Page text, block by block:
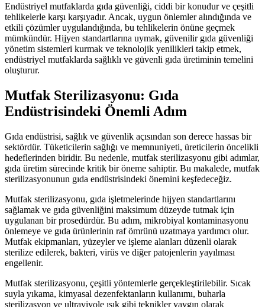
Endüstriyel mutfaklarda gıda güvenliği, ciddi bir konudur ve çeşitli
tehlikelerle karşı karşıyadır. Ancak, uygun önlemler alındığında ve
etkili çözümler uygulandığında, bu tehlikelerin önüne geçmek
mümkündür. Hijyen standartlarına uymak, güvenilir gıda güvenliği
yönetim sistemleri kurmak ve teknolojik yenilikleri takip etmek,
endüstriyel mutfaklarda sağlıklı ve güvenli gıda üretiminin temelini
oluşturur.
Mutfak Sterilizasyonu: Gıda
Endüstrisindeki Önemli Adım
Gıda endüstrisi, sağlık ve güvenlik açısından son derece hassas bir
sektördür. Tüketicilerin sağlığı ve memnuniyeti, üreticilerin öncelikli
hedeflerinden biridir. Bu nedenle, mutfak sterilizasyonu gibi adımlar,
gıda üretim sürecinde kritik bir öneme sahiptir. Bu makalede, mutfak
sterilizasyonunun gıda endüstrisindeki önemini keşfedeceğiz.
Mutfak sterilizasyonu, gıda işletmelerinde hijyen standartlarını
sağlamak ve gıda güvenliğini maksimum düzeyde tutmak için
uygulanan bir prosedürdür. Bu adım, mikrobiyal kontaminasyonu
önlemeye ve gıda ürünlerinin raf ömrünü uzatmaya yardımcı olur.
Mutfak ekipmanları, yüzeyler ve işleme alanları düzenli olarak
sterilize edilerek, bakteri, virüs ve diğer patojenlerin yayılması
engellenir.
Mutfak sterilizasyonu, çeşitli yöntemlerle gerçekleştirilebilir. Sıcak
suyla yıkama, kimyasal dezenfektanların kullanımı, buharla
sterilizasyon ve ultraviyole ışık gibi teknikler yaygın olarak